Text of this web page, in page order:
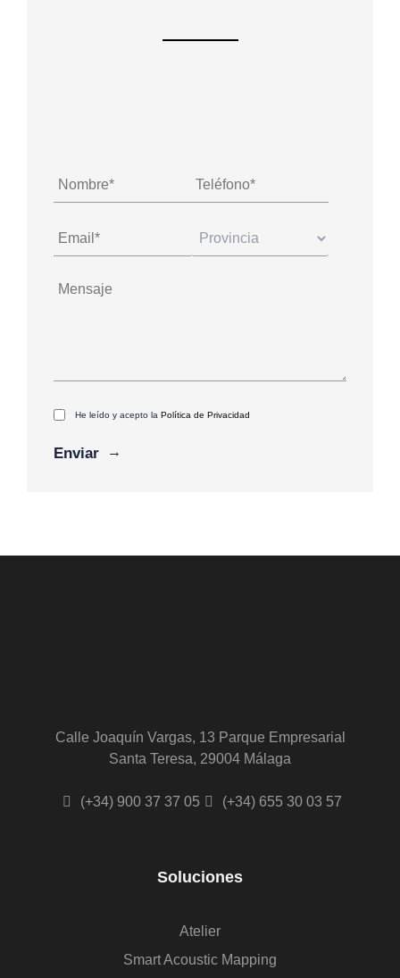
He leído y acepto la Política de Privacidad
Calle Joaquín Vargas, 13 Parque Empresarial
Santa Teresa, 29004 Málaga
(+34) 900 37 37 05 (+34) 655 30 03 57
Soluciones
Atelier
Smart Acoustic Mapping